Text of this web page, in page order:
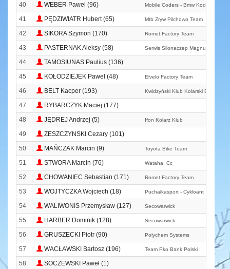
40 WEBER Pawel (96) Mobile Coders - Bmw Kodowanie
41 PĘDZIWIATR Hubert (65) Mtb Zryw Pilchowo Team
42 SIKORA Szymon (170) Romet Factory Team
43 PASTERNAK Aleksy (58) Serwis Silonaczep Magnumchorula.
44
TAMOSIUNAS Paulius (136)
45
KOŁODZIEJEK Paweł (48) Elvelo Factory Team
46 BELT Kacper (193) Kwidzyński Klub Kolarski Dziki
47
RYBARCZYK Maciej (177)
48
JĘDREJ Andrzej (5) Ifon Kolarz Klub
49
ZESZCZYNSKI Cezary (101)
50
MAŃCZAK Marcin (9) Toyota Bike Team
51 STWORA Marcin (76) Wataha. Cc
52 CHOWANIEC Sebastian (171) Romet Factory Team
53 WOJTYCZKA Wojciech (18) Puchałkasport - Cykloant
54 WALIWONIS Przemysław (127) Secowarwick
55 HARBER Dominik (128) Secowarwick
56 GRUSZECKI Piotr (90) Polychem Systems
57 WACŁAWSKI Bartosz (196) Team Pko Bank Polski
58
SOCZEWSKI Paweł (1)